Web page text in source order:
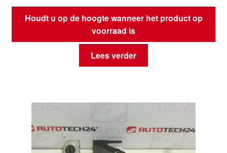
Houdt u op de hoogte wanneer het product op
voorraad is
Lees verder